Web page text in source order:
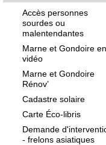
Accès personnes
sourdes ou
malentendantes
Marne et Gondoire en
vidéo
Marne et Gondoire
Rénov’
Cadastre solaire
Carte Éco-libris
Demande
- frelons asiatiques